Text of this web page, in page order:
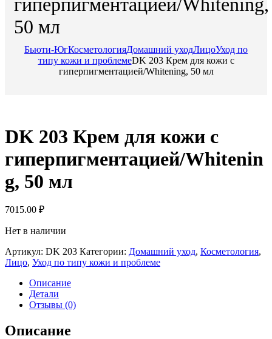
50 мл
Бьюти-ЮгКосметологияДомашний уходЛицоУход по
типу кожи и проблемеDK 203 Крем для кожи с
гиперпигментацией/Whitening, 50 мл
DK 203 Крем для кожи с
гиперпигментацией/Whitenin
g, 50 мл
7015.00 ₽
Нет в наличии
Артикул: DK 203 Категории: Домашний уход, Косметология,
Лицо, Уход по типу кожи и проблеме
Описание
Детали
Отзывы (0)
Описание